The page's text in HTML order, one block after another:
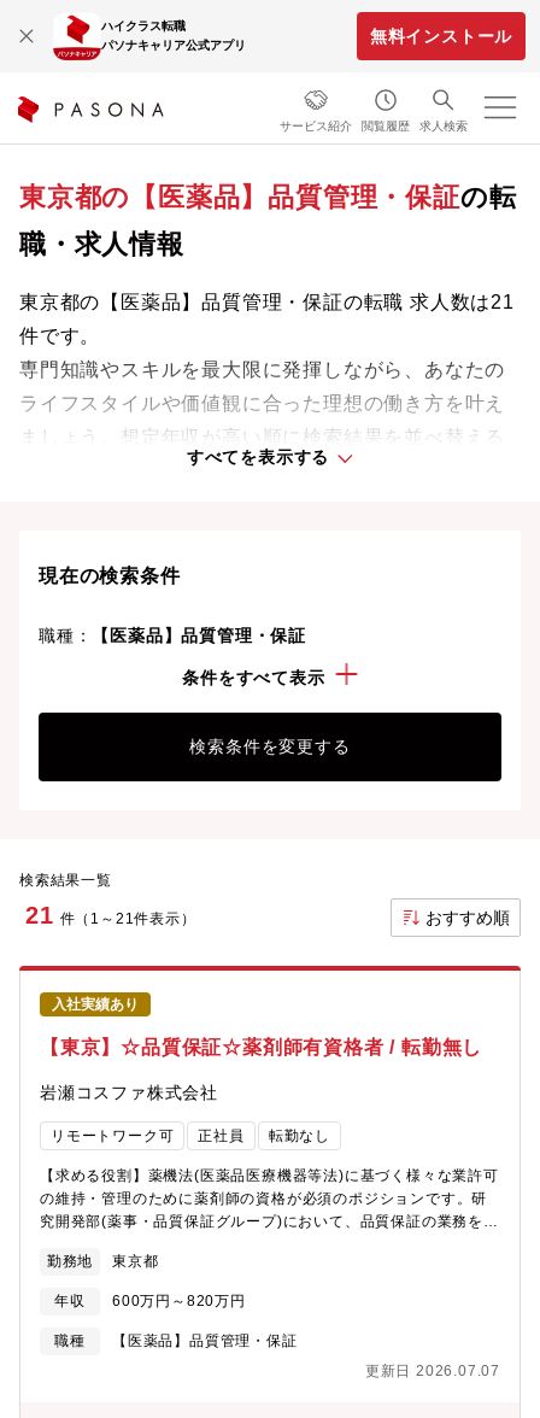
ハイクラス転職
パソナキャリア公式アプリ
無料インストール
サービス紹介 閲覧履歴 求人検索
東京都の【医薬品】品質管理・保証の転
職・求人情報
東京都の【医薬品】品質管理・保証の転職 求人数は21
件です。
専門知識やスキルを最大限に発揮しながら、あなたの
ライフスタイルや価値観に合った理想の働き方を叶え
ましょう。想定年収が高い順に検索結果を並べ替える
すべてを表示する
現在の検索条件
職種：
【医薬品】品質管理・保証
条件をすべて表示
検索条件を変更する
検索結果一覧
21 件（1～21件表示） おすすめ順
入社実績あり
【東京】☆品質保証☆薬剤師有資格者 / 転勤無し
岩瀬コスファ株式会社
リモートワーク可 正社員 転勤なし
【求める役割】薬機法(医薬品医療機器等法)に基づく様々な業許可
の維持・管理のために薬剤師の資格が必須のポジションです。研
究開発部(薬事・品質保証グループ)において、品質保証の業務をお
験の実施、試験成績書の発行■保有している様々な業許可の維持の
ための関連法令の収集・対応■販売先の管理や、市場の安全性情報
の収集★商社でありながら自社で研究開発や品質保証の機能を持
ち、法的な裏付けと安全性を担保して原料を提供している同社に
す。 【組織構成】薬事品質保証グループの現メンバー(25歳女
勤務地 東京都
年収 600万円～820万円
職種
【医薬品】品質管理・保証
更新日 2026.07.07